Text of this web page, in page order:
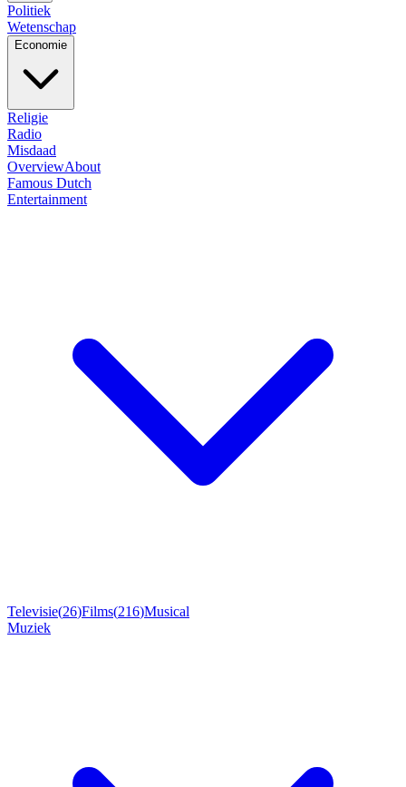
Politiek
Wetenschap
Economie
Religie
Radio
Misdaad
OverviewAbout
Famous Dutch
Entertainment
Televisie(26)Films(216)Musical
Muziek